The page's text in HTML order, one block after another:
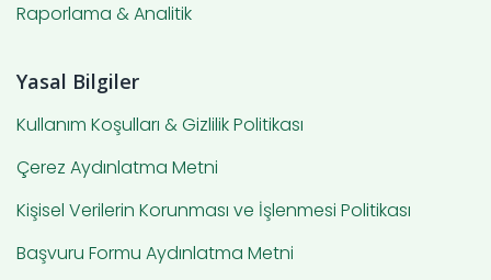
Raporlama & Analitik
Yasal Bilgiler
Kullanım Koşulları & Gizlilik Politikası
Çerez Aydınlatma Metni
Kişisel Verilerin Korunması ve İşlenmesi Politikası
Başvuru Formu Aydınlatma Metni